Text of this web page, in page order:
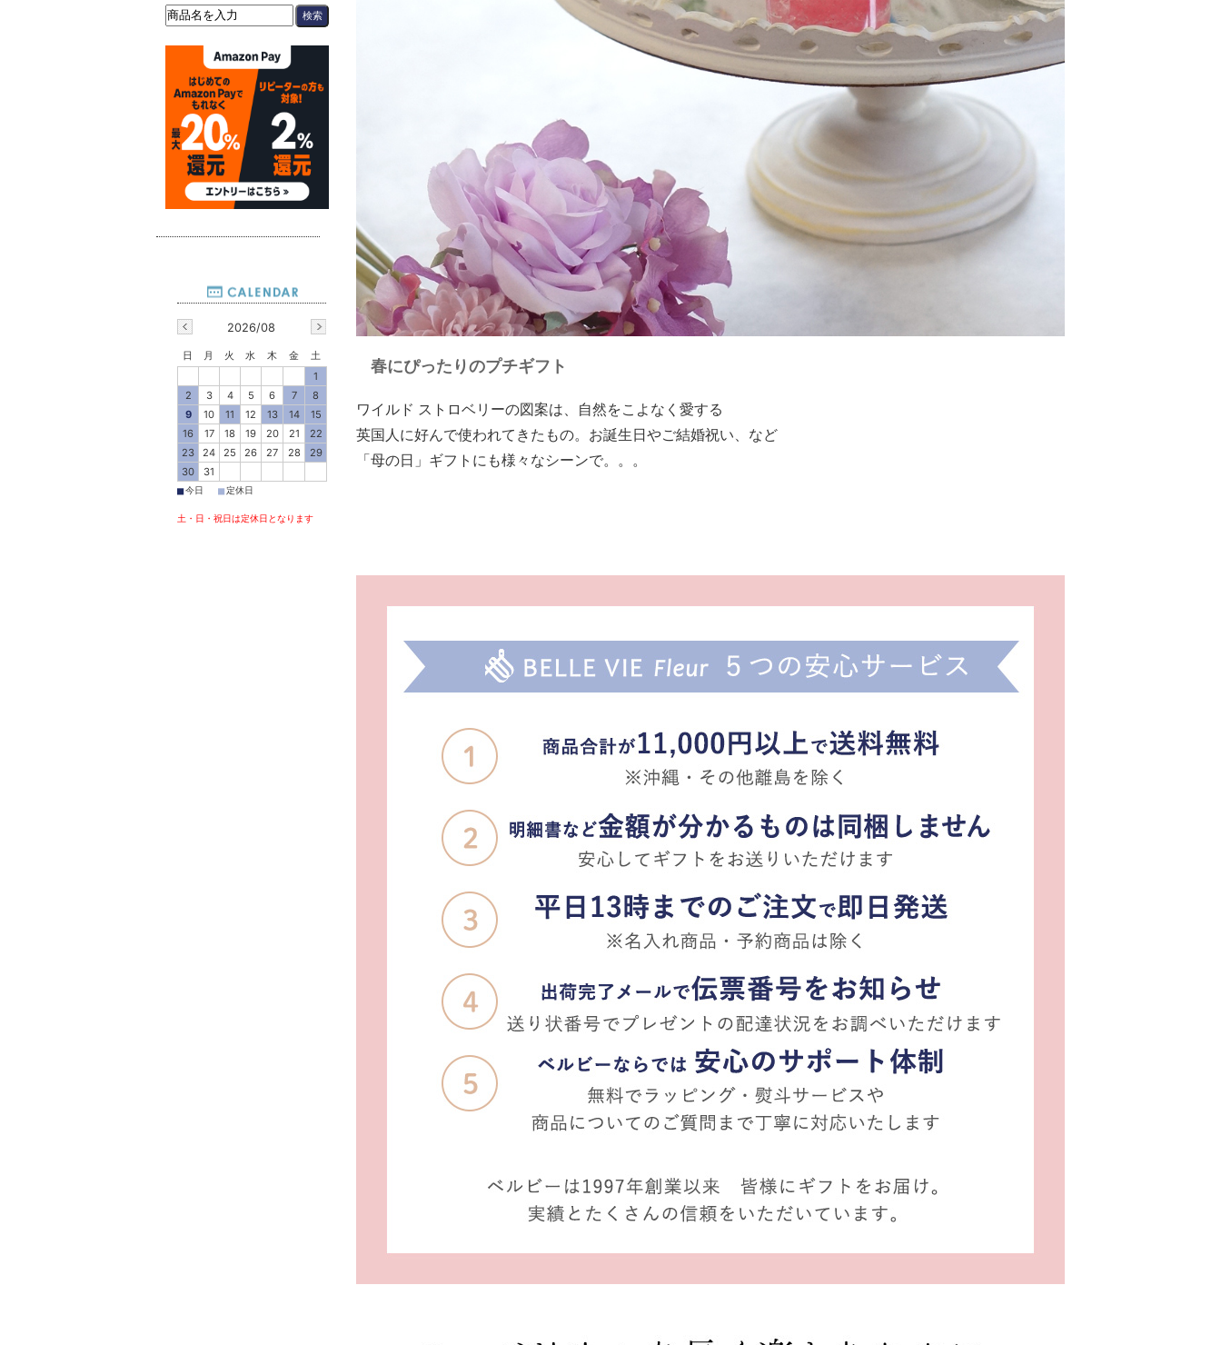
春にぴったりのプチギフト
ワイルド ストロベリーの図案は、自然をこよなく愛する
英国人に好んで使われてきたもの。お誕生日やご結婚祝い、など
「母の日」ギフトにも様々なシーンで。。。
2026/08
日 月 火 水 木 金
土
1
2
3 4 5 6 7
8
9
10 11 12 13 14
15
16
17 18 19 20 21
22
23
24 25 26 27 28
29
30
31
■今日 ■定休日
土・日・祝日は定休日となります